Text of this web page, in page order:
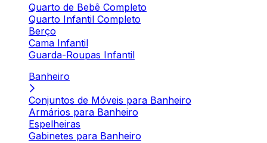
Quarto de Bebê Completo
Quarto Infantil Completo
Berço
Cama Infantil
Guarda-Roupas Infantil
Banheiro
Conjuntos de Móveis para Banheiro
Armários para Banheiro
Espelheiras
Gabinetes para Banheiro